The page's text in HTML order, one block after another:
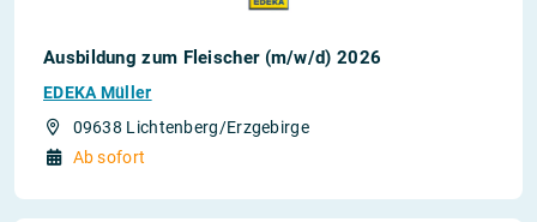
Ausbildung zum Fleischer (m/w/d) 2026
EDEKA Müller
09638 Lichtenberg/Erzgebirge
Ab sofort